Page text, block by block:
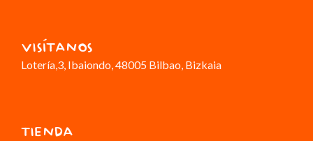
VISÍTANOS
Lotería,3, Ibaiondo, 48005 Bilbao, Bizkaia
TIENDA